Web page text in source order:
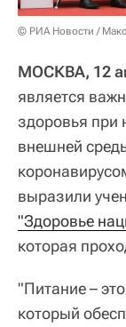
© РИА Новости /
МОСКВА, 12
является
здоровья при
внешней
выразили
"Здоровье
которая
"Питание –
который